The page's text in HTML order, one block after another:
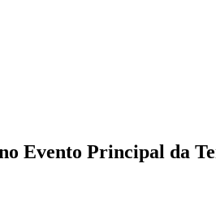
Evento Principal da